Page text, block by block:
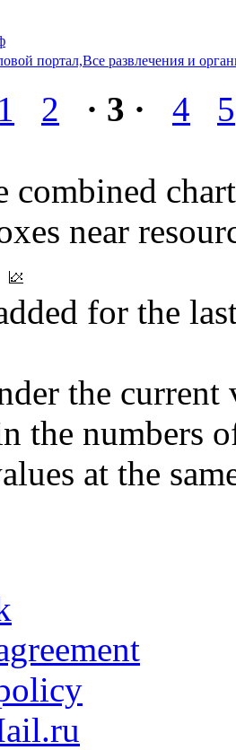
портал,Все развлечения и
1 2 · 3 · 4 5
combined
near
for the
the
the numbers
at the